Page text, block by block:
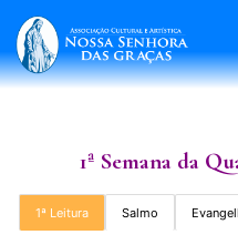
1ª Semana da
1ª Leitura Salmo